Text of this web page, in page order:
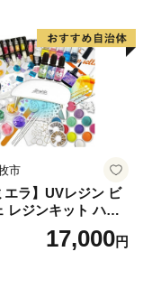
号
０日まで
市
エラ】UVレジン ビ
レジンキット ハン
レジンクラフト ア
ーキット 手作り セ
17,000円